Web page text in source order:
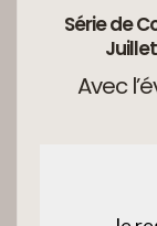
Série de
Juillet
Avec